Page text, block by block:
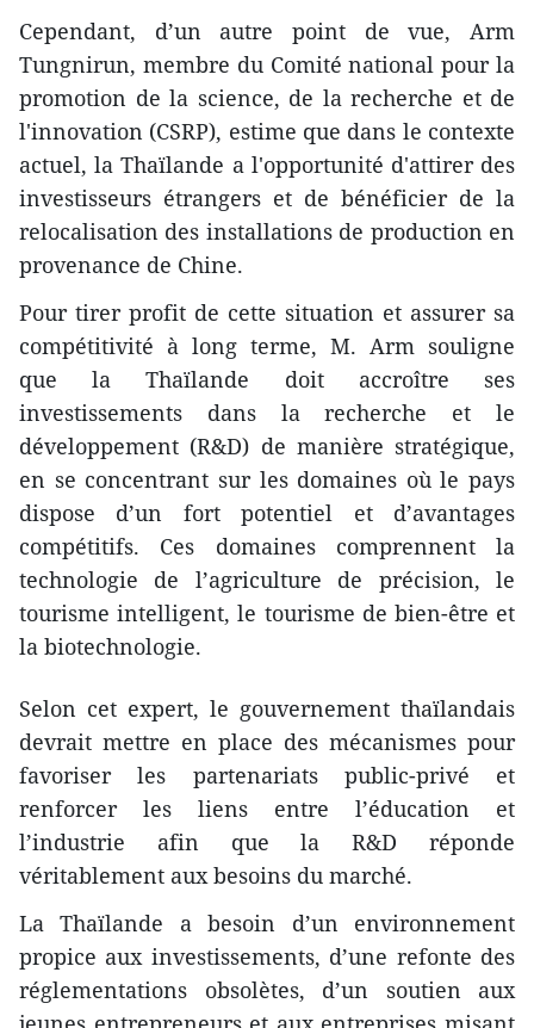
Cependant, d’un autre point de vue, Arm
Tungnirun, membre du Comité national pour la
promotion de la science, de la recherche et de
l'innovation (CSRP), estime que dans le contexte
actuel, la Thaïlande a l'opportunité d'attirer des
investisseurs étrangers et de bénéficier de la
relocalisation des installations de production en
provenance de Chine.
Pour tirer profit de cette situation et assurer sa
compétitivité à long terme, M. Arm souligne
que la Thaïlande doit accroître ses
investissements dans la recherche et le
développement (R&D) de manière stratégique,
en se concentrant sur les domaines où le pays
dispose d’un fort potentiel et d’avantages
compétitifs. Ces domaines comprennent la
technologie de l’agriculture de précision, le
tourisme intelligent, le tourisme de bien-être et
la biotechnologie.
Selon cet expert, le gouvernement thaïlandais
devrait mettre en place des mécanismes pour
favoriser les partenariats public-privé et
renforcer les liens entre l’éducation et
l’industrie afin que la R&D réponde
véritablement aux besoins du marché.
La Thaïlande a besoin d’un environnement
propice aux investissements, d’une refonte des
réglementations obsolètes, d’un soutien aux